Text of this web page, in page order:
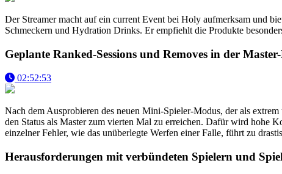
Der Streamer macht auf ein current Event bei Holy aufmerksam und
Schmeckern und Hydration Drinks. Er empfiehlt die Produkte
Geplante Ranked-Sessions und Removes in der
02:52:53
Nach dem Ausprobieren des neuen Mini-Spieler-Modus, der als
den Status als Master zum vierten Mal zu erreichen. Dafür wird hohe
einzelner Fehler, wie das unüberlegte Werfen einer Falle, führt zu
Herausforderungen mit verbündeten Spielern und